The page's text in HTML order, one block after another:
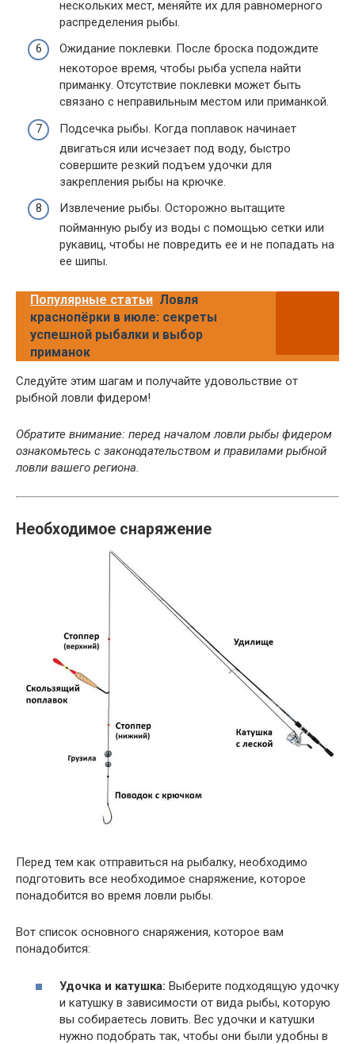
нескольких мест, меняйте их для равномерного
распределения рыбы.
Ожидание поклевки. После броска подождите
некоторое время, чтобы рыба успела найти
приманку. Отсутствие поклевки может быть
связано с неправильным местом или приманкой.
Подсечка рыбы. Когда поплавок начинает
двигаться или исчезает под воду, быстро
совершите резкий подъем удочки для
закрепления рыбы на крючке.
Извлечение рыбы. Осторожно вытащите
пойманную рыбу из воды с помощью сетки или
рукавиц, чтобы не повредить ее и не попадать на
ее шипы.
Популярные статьи Ловля
краснопёрки в июле: секреты
успешной рыбалки и выбор
приманок
Следуйте этим шагам и получайте удовольствие от
рыбной ловли фидером!
Обратите внимание: перед началом ловли рыбы фидером
ознакомьтесь с законодательством и правилами рыбной
ловли вашего региона.
Необходимое снаряжение
Перед тем как отправиться на рыбалку, необходимо
подготовить все необходимое снаряжение, которое
понадобится во время ловли рыбы.
Вот список основного снаряжения, которое вам
понадобится:
Удочка и катушка: Выберите подходящую удочку
и катушку в зависимости от вида рыбы, которую
вы собираетесь ловить. Вес удочки и катушки
нужно подобрать так, чтобы они были удобны в